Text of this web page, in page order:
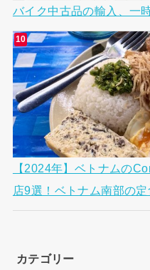
バイク中古品の輸入、一
【2024年】ベトナムの
店9選！ベトナム南部の
カテゴリー